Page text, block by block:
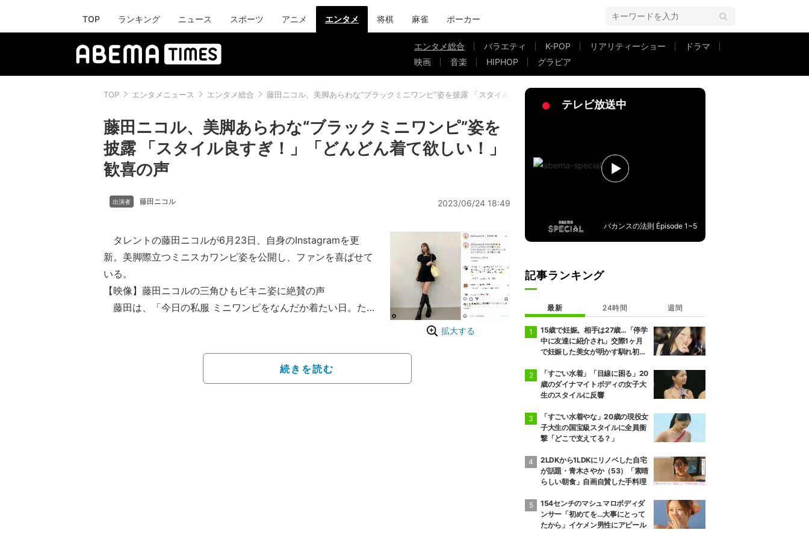
TOP ランキング ニュース スポーツ アニメ エンタメ 将棋 麻雀 ポーカー
エンタメ総合 バラエティ K-POP リアリティーショー
ドラマ
映画
音楽 HIPHOP グラビア
TOP エンタメニュース エンタメ総合 藤田ニコル、美脚あらわな“ブラックミニワンピ”姿を披露 「スタイル良すぎ！」「どんどん着て欲しい！」歓喜の声
藤田ニコル、美脚あらわな“ブラックミニワンピ”姿を
披露 「スタイル良すぎ！」「どんどん着て欲しい！」
歓喜の声
藤田ニコル 2023/06/24 18:49
拡大する
タレントの藤田ニコルが6月23日、自身のInstagramを更
新。美脚際立つミニスカワンピ姿を公開し、ファンを喜ばせて
いる。
【映像】藤田ニコルの三角ひもビキニ姿に絶賛の声
藤田は、「今日の私服 ミニワンピをなんだか着たい日。たま
びた美脚が際立つブラックのミニワンピ姿を披露した。
この投稿に、ファンからは「かわいすぎるからどんどん着て
続きを読む
テレビ放送中
バカンスの法則 Épisode 1~5
記事ランキング
最新 24時間 週間
15歳で妊娠。相手は27歳…「停学
中に友達に紹介され」交際1ヶ月
で妊娠した美女が明かす馴れ初め
絶句
「すごい水着」「目線に困る」20
歳のダイナマイトボディの女子大
生のスタイルに反響
「すごい水着やな」20歳の現役女
子大生の国宝級スタイルに全員衝
撃「どこで支えてる？」
2LDKから1LDKにリノベした自宅
が話題・青木さやか（53）「素晴
らしい朝食」自画自賛した手料理
154センチのマシュマロボディダ
ンサー「初めてを…大事にとって
たから」イケメン男性にアピール